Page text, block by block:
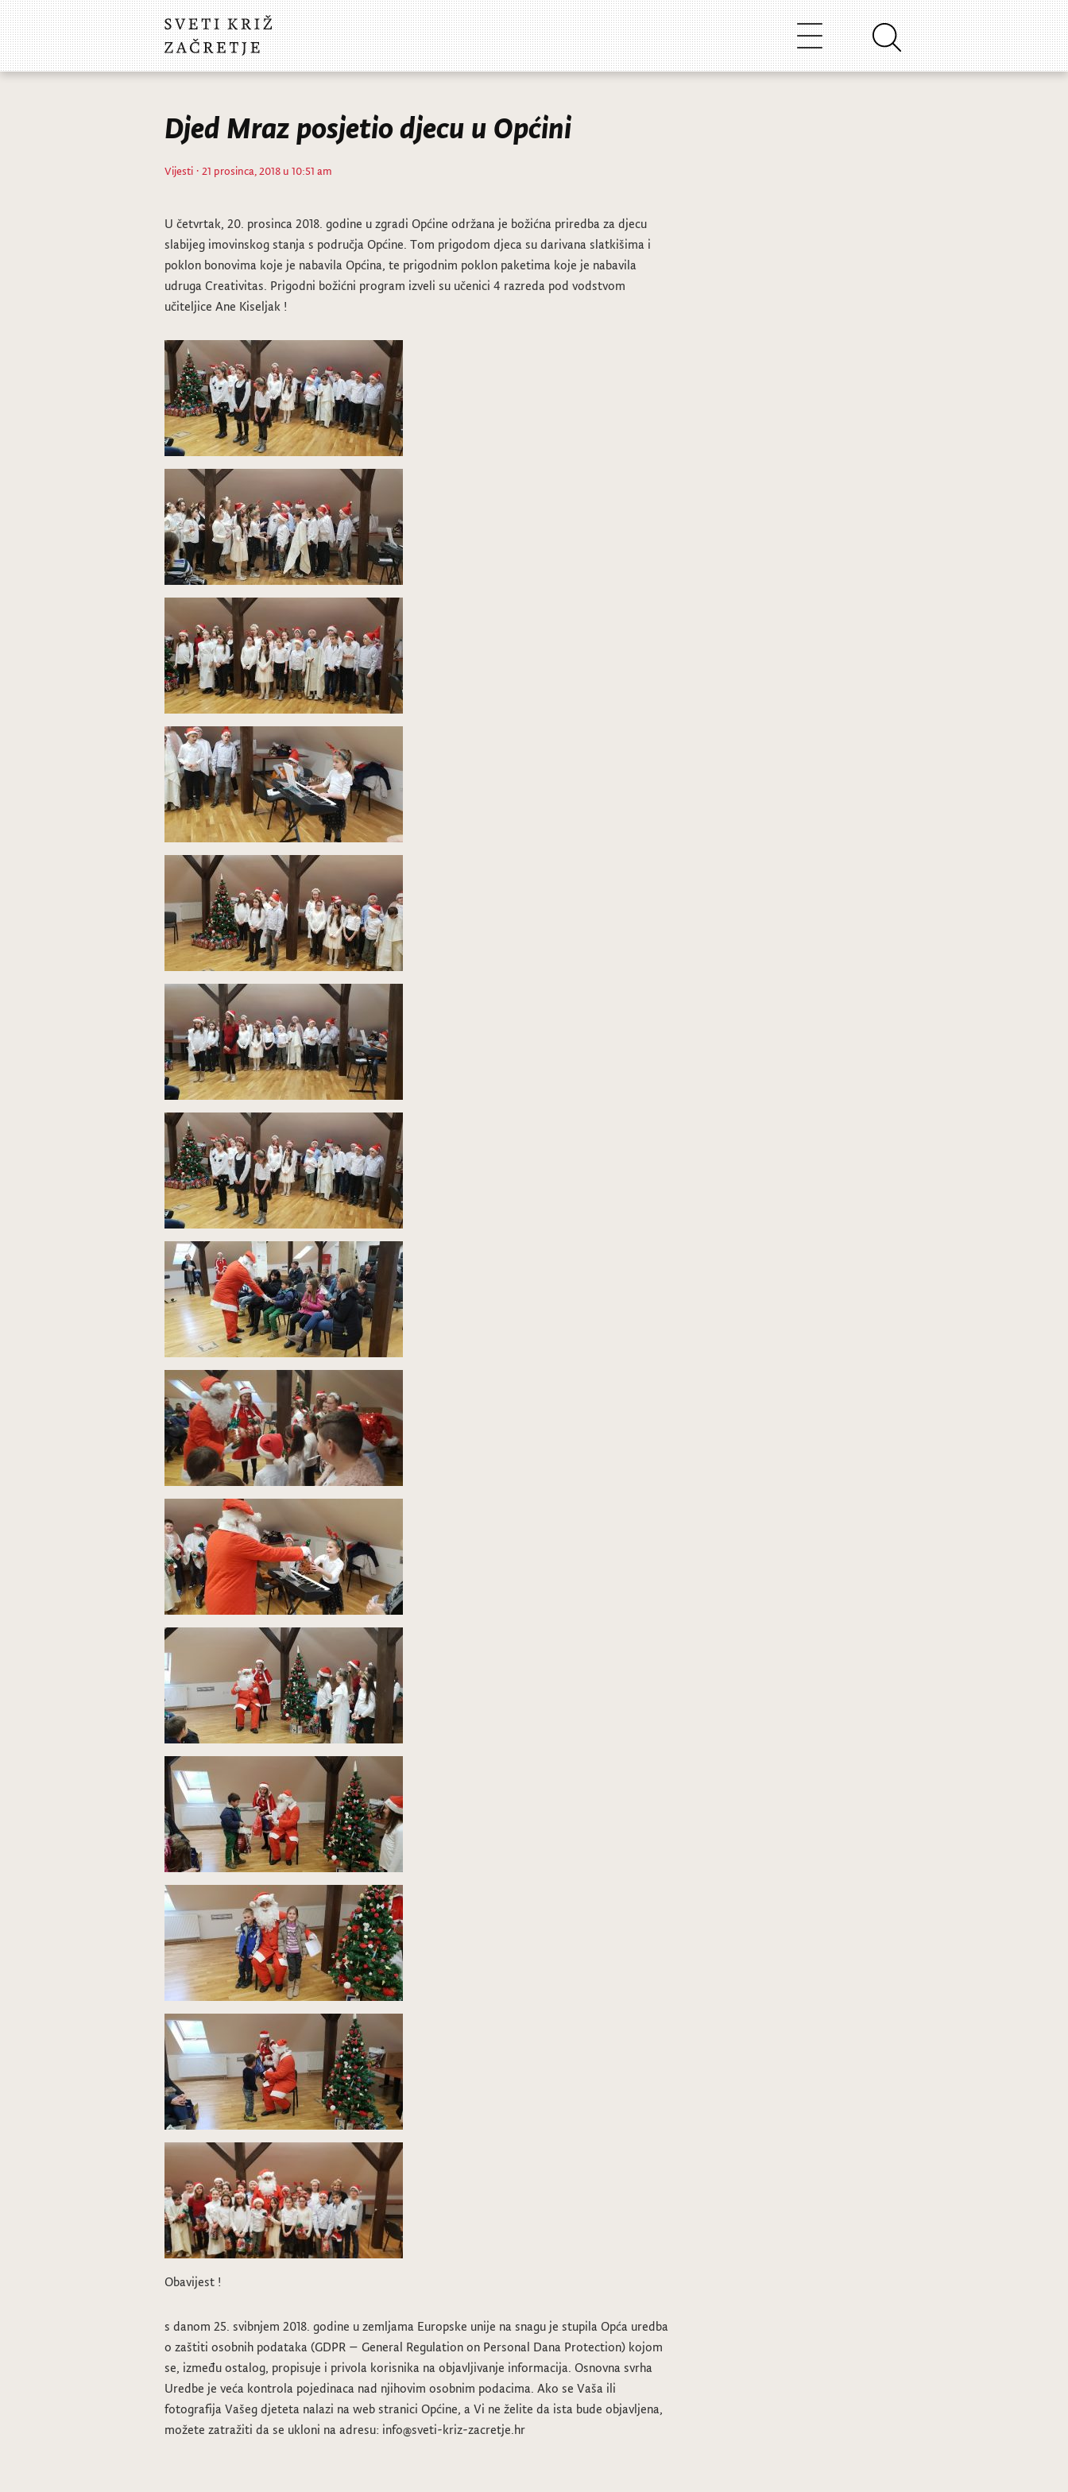
Djed Mraz posjetio djecu u Općini
Vijesti · 21 prosinca, 2018 u 10:51 am
U četvrtak, 20. prosinca 2018. godine u zgradi Općine održana je božićna priredba za djecu
slabijeg imovinskog stanja s područja Općine. Tom prigodom djeca su darivana slatkišima i
poklon bonovima koje je nabavila Općina, te prigodnim poklon paketima koje je nabavila
udruga Creativitas. Prigodni božićni program izveli su učenici 4 razreda pod vodstvom
učiteljice Ane Kiseljak !
Obavijest !
s danom 25. svibnjem 2018. godine u zemljama Europske unije na snagu je stupila Opća uredba
o zaštiti osobnih podataka (GDPR – General Regulation on Personal Dana Protection) kojom
se, između ostalog, propisuje i privola korisnika na objavljivanje informacija. Osnovna svrha
Uredbe je veća kontrola pojedinaca nad njihovim osobnim podacima. Ako se Vaša ili
fotografija Vašeg djeteta nalazi na web stranici Općine, a Vi ne želite da ista bude objavljena,
možete zatražiti da se ukloni na adresu: info@sveti-kriz-zacretje.hr